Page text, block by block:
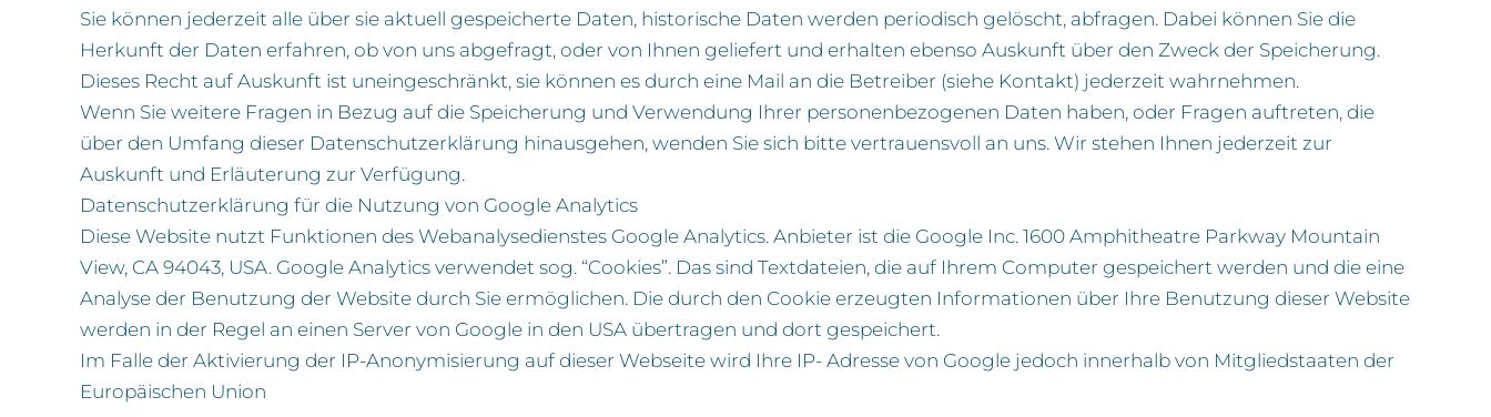
Sie können jederzeit alle über sie aktuell gespeicherte Daten, historische Daten werden periodisch gelöscht, abfragen. Dabei können Sie die
Herkunft der Daten erfahren, ob von uns abgefragt, oder von Ihnen geliefert und erhalten ebenso Auskunft über den Zweck der Speicherung.
Dieses Recht auf Auskunft ist uneingeschränkt, sie können es durch eine Mail an die Betreiber (siehe Kontakt) jederzeit wahrnehmen.
Wenn Sie weitere Fragen in Bezug auf die Speicherung und Verwendung Ihrer personenbezogenen Daten haben, oder Fragen auftreten, die
über den Umfang dieser Datenschutzerklärung hinausgehen, wenden Sie sich bitte vertrauensvoll an uns. Wir stehen Ihnen jederzeit zur
Auskunft und Erläuterung zur Verfügung.
Datenschutzerklärung für die Nutzung von Google Analytics
Diese Website nutzt Funktionen des Webanalysedienstes Google Analytics. Anbieter ist die Google Inc. 1600 Amphitheatre Parkway Mountain
View, CA 94043, USA. Google Analytics verwendet sog. “Cookies”. Das sind Textdateien, die auf Ihrem Computer gespeichert werden und die eine
Analyse der Benutzung der Website durch Sie ermöglichen. Die durch den Cookie erzeugten Informationen über Ihre Benutzung dieser Website
werden in der Regel an einen Server von Google in den USA übertragen und dort gespeichert.
Im Falle der Aktivierung der IP-Anonymisierung auf dieser Webseite wird Ihre IP- Adresse von Google jedoch innerhalb von Mitgliedstaaten der
Europäischen Union